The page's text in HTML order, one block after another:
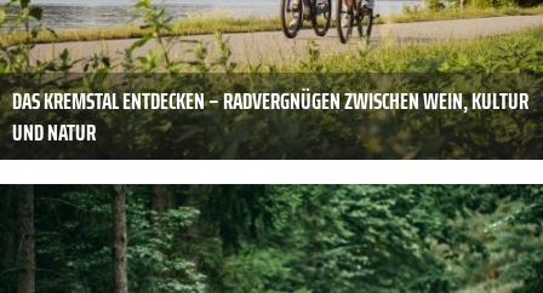
DAS KREMSTAL ENTDECKEN – RADVERGNÜGEN ZWISCHEN WEIN, KULTUR
UND NATUR